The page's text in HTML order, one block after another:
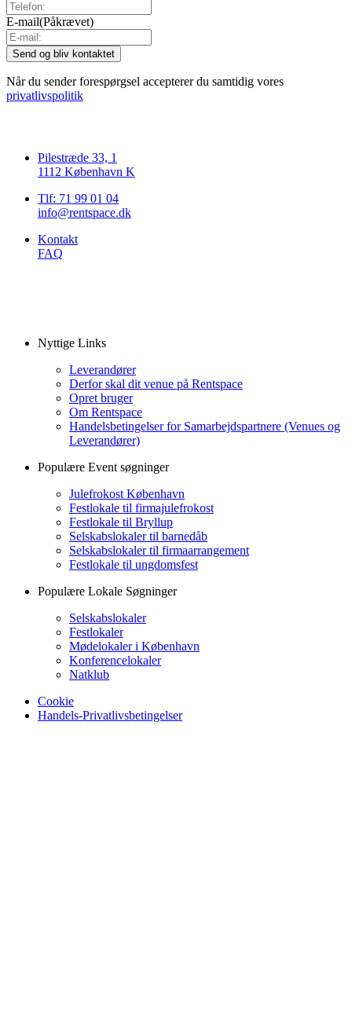
E-mail(Påkrævet)
Når du sender forespørgsel accepterer du samtidig vores
privatlivspolitik
Pilestræde 33, 1
1112 København K
Tlf: 71 99 01 04
info@rentspace.dk
Kontakt
FAQ
Nyttige Links
Leverandører
Derfor skal dit venue på Rentspace
Opret bruger
Om Rentspace
Handelsbetingelser for Samarbejdspartnere (Venues og
Leverandører)
Populære Event søgninger
Julefrokost København
Festlokale til firmajulefrokost
Festlokale til Bryllup
Selskabslokaler til barnedåb
Selskabslokaler til firmaarrangement
Festlokale til ungdomsfest
Populære Lokale Søgninger
Selskabslokaler
Festlokaler
Mødelokaler i København
Konferencelokaler
Natklub
Cookie
Handels-Privatlivsbetingelser